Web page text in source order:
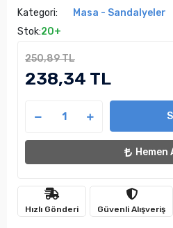
Kategori:
Masa - Sandalyeler
Stok:20+
250,89 TL
238,34 TL
Hemen
Hızlı Gönderi Güvenli Alışveriş